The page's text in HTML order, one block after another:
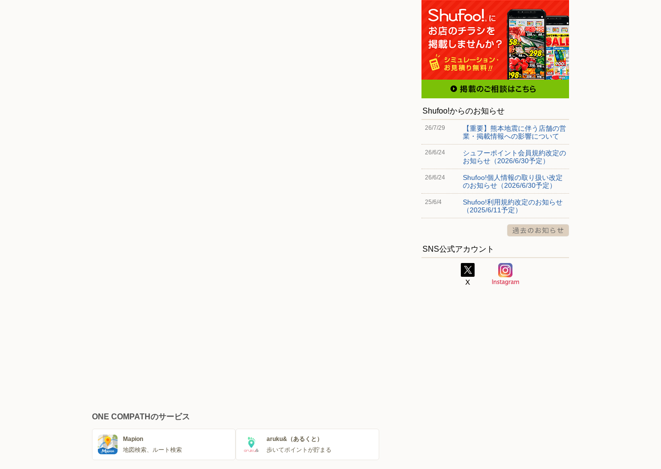
Shufoo!からのお知らせ
26/7/29
【重要】熊本地震に伴う店舗の営
業・掲載情報への影響について
26/6/24
シュフーポイント会員規約改定の
お知らせ（2026/6/30予定）
26/6/24
Shufoo!個人情報の取り扱い改定
のお知らせ（2026/6/30予定）
25/6/4
Shufoo!利用規約改定のお知らせ
（2025/6/11予定）
SNS公式アカウント
ONE COMPATHのサービス
Mapion
地図検索、ルート検索
aruku&（あるくと）
歩いてポイントが貯まる